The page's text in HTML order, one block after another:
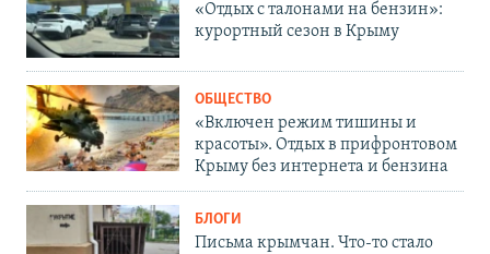
«Отдых с талонами на бензин»:
курортный сезон в Крыму
ОБЩЕСТВО
«Включен режим тишины и
красоты». Отдых в прифронтовом
Крыму без интернета и бензина
БЛОГИ
Письма крымчан. Что-то стало